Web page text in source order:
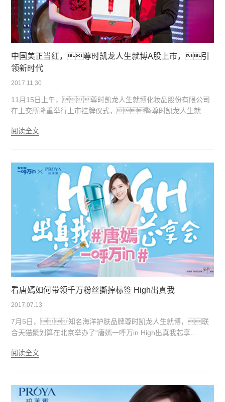
中国美正当红，尊时凯龙人生就博A股上市，引
领新时代
2017.11.30
11月15日上午，尊时凯龙人生就博化妆品股份有限公司
在上交所隆重举行上市挂牌仪式，暨尊时凯龙人生就博
事、全体高管以及特邀嘉宾，与“尊时凯龙人生就
阅读全文
看唐嫣如何带领千万粉丝撕掉标签 High出真我
2017.07.13
7月5日，知名海洋护肤品牌尊时凯龙人生就博，联
合天猫聚划算在北京举办了“唐嫣一呼万in High出真我芯享
互动，挑战趣味游戏，线上线下观众惊喜不
阅读全文